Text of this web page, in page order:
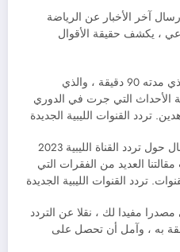
آخر الأخبار عن الرياضة
، يكشف حقيقة الأقوال
بالإضافة إلى ذلك ، فاز البرنامج الذي مدته 90 دقيقة ، والذي
الأحداث التي جرت في الدوري
تردد القنوات الليبية الجديدة
وصلنا إلى النقطة الأخيرة من المقال حول تردد القناة الليبية 2023
العديد من الفقرات التي
تردد القنوات الليبية الجديدة
مفيدا لك ، نقلا عن التردد
به ، وآمل أن تحصل على